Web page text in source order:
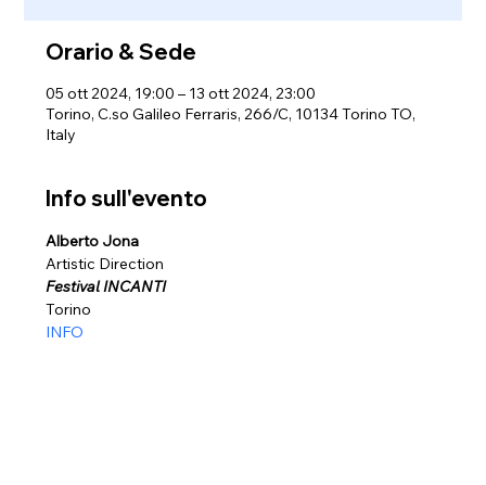
Orario & Sede
05 ott 2024, 19:00 – 13 ott 2024, 23:00
Torino, C.so Galileo Ferraris, 266/C, 10134 Torino TO,
Italy
Info sull'evento
Alberto Jona
Artistic Direction
Festival INCANTI
Torino
INFO